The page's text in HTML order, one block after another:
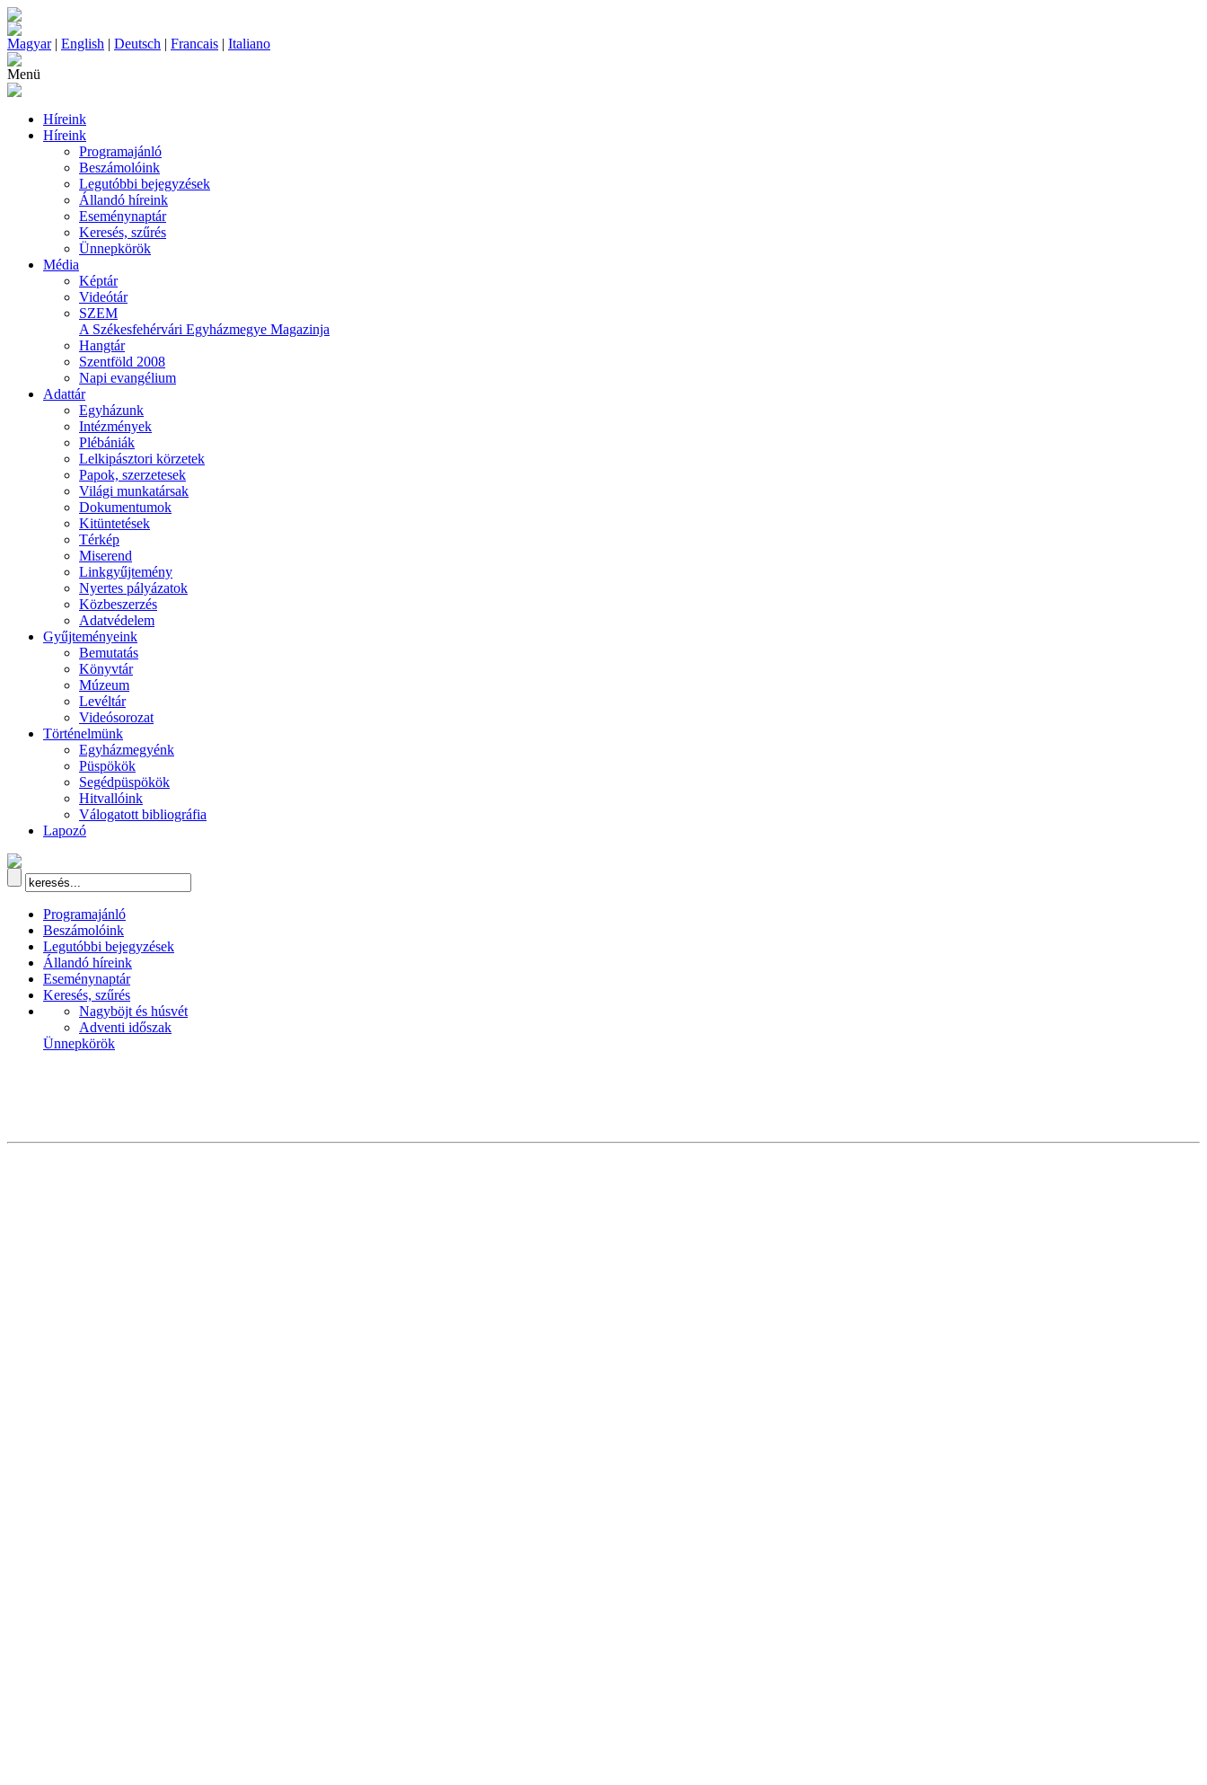
Magyar| English | Deutsch | Francais | Italiano
Menü
Híreink
Híreink
Programajánló
Beszámolóink
Legutóbbi bejegyzések
Állandó híreink
Eseménynaptár
Keresés, szűrés
Ünnepkörök
Média
Képtár
Videótár
SZEM
A Székesfehérvári Egyházmegye Magazinja
Hangtár
Szentföld 2008
Napi evangélium
Adattár
Egyházunk
Intézmények
Plébániák
Lelkipásztori körzetek
Papok, szerzetesek
Világi munkatársak
Dokumentumok
Kitüntetések
Térkép
Miserend
Linkgyűjtemény
Nyertes pályázatok
Közbeszerzés
Adatvédelem
Gyűjteményeink
Bemutatás
Könyvtár
Múzeum
Levéltár
Videósorozat
Történelmünk
Egyházmegyénk
Püspökök
Segédpüspökök
Hitvallóink
Válogatott bibliográfia
Lapozó
Programajánló
Beszámolóink
Legutóbbi bejegyzések
Állandó híreink
Eseménynaptár
Keresés, szűrés
Nagyböjt és húsvét
Adventi időszak
Ünnepkörök